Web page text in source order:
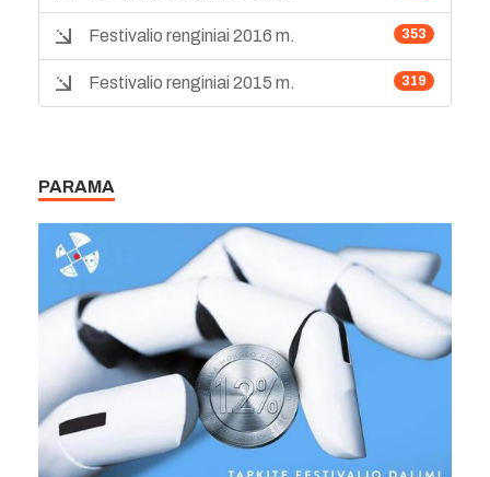
353
Festivalio renginiai 2016 m.
319
Festivalio renginiai 2015 m.
PARAMA